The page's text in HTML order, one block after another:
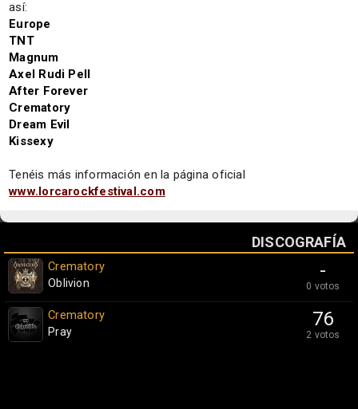
así:
Europe
TNT
Magnum
Axel Rudi Pell
After Forever
Crematory
Dream Evil
Kissexy
Tenéis más información en la página oficial
www.lorcarockfestival.com
DISCOGRAFÍA
-
0 votos
Crematory
Oblivion
76
2 votos
Crematory
Pray